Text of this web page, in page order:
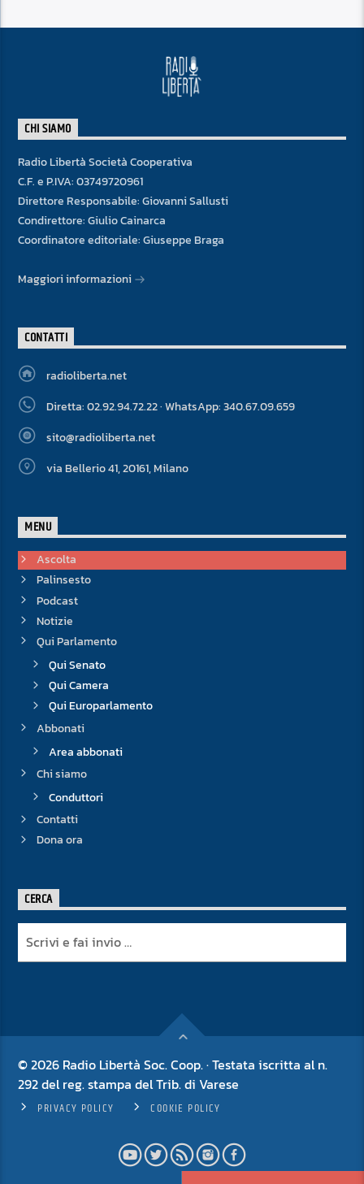
CHI SIAMO
Radio Libertà Società Cooperativa
C.F. e P.IVA: 03749720961
Direttore Responsabile: Giovanni Sallusti
Condirettore: Giulio Cainarca
Coordinatore editoriale: Giuseppe Braga
Maggiori informazioni
CONTATTI
radioliberta.net
Diretta: 02.92.94.72.22 · WhatsApp: 340.67.09.659
sito@radioliberta.net
via Bellerio 41, 20161, Milano
MENU
Ascolta
Palinsesto
Podcast
Notizie
Qui Parlamento
Qui Senato
Qui Camera
Qui Europarlamento
Abbonati
Area abbonati
Chi siamo
Conduttori
Contatti
Dona ora
CERCA
© 2026 Radio Libertà Soc. Coop. · Testata iscritta al n.
292 del reg. stampa del Trib. di Varese
PRIVACY POLICY COOKIE POLICY